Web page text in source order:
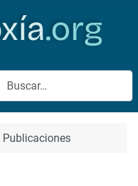
Buscar
Publicaciones